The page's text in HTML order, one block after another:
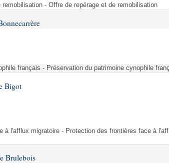
- Offre de repérage et de remobilisation
français - Préservation du patrimoine cynophile
Bigot
à l'afflux migratoire - Protection des frontières face à
Brulebois